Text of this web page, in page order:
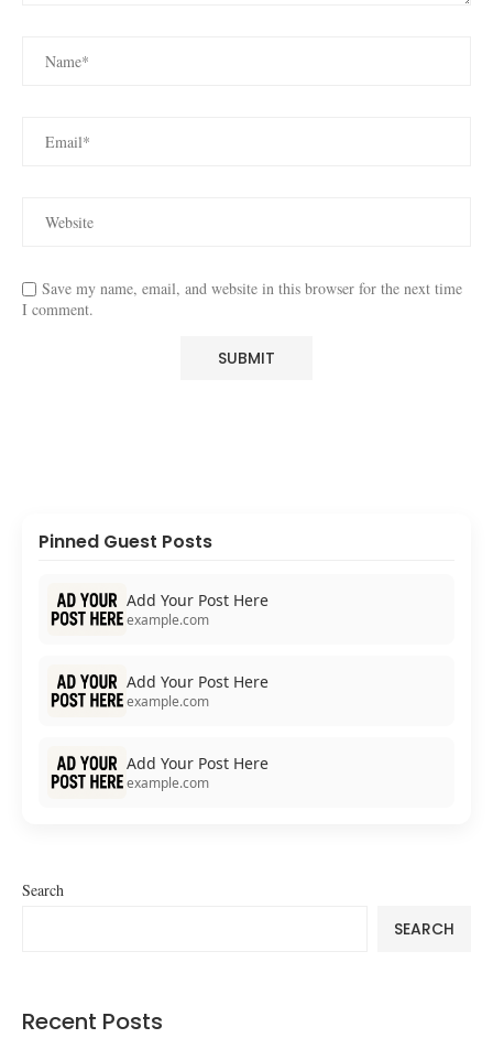
Save my name, email, and website in this browser for the next time
I comment.
Pinned Guest Posts
Add Your Post Here
example.com
Add Your Post Here
example.com
Add Your Post Here
example.com
Search
SEARCH
Recent Posts